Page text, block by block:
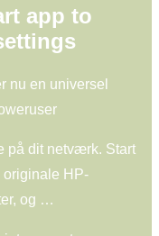
app to
nu en universel
på dit netværk. Start
originale HP-
og …